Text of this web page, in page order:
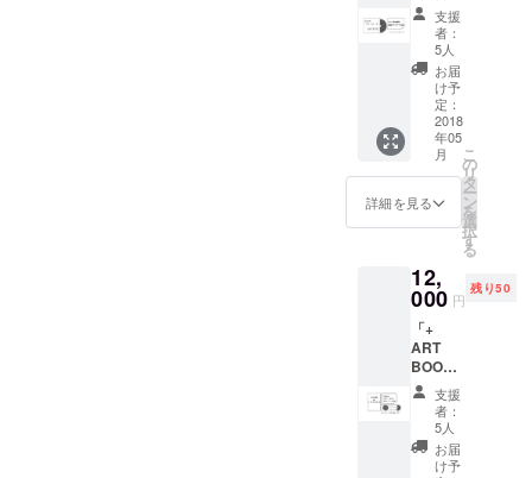
から自
由に設
定でき
ますの
で、も
しよろ
しけれ
ば1円で
も多く
支援し
ていた
たいで
す。
DVD」
◯LIVE
DVD「
深居優
治演目
企画
vol.01-
リクノ
コト
ウ-」収
録
◯LIVE
1枚(ラ
ンダム)
◯クレ
ジット
名入れ
＜小＞
(LIVE
DVDの
み舞台
公演終
了約2ヶ
支援
者：
5人
お届
け予
定：
2018
年05
月
詳細を見る
こ
の
リ
タ
ー
ン
を
選
択
す
る
12,
000 円
残り50
「+
ART
BOOK
」 ◯ミ
ニアル
バム
「リク
ノコト
支援
者：
5人
お届
け予